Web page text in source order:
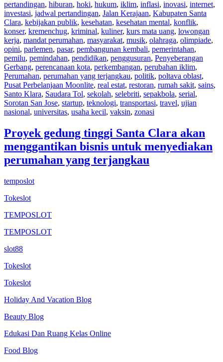
pertandingan, hiburan, hoki, hukum, iklim, inflasi, inovasi, internet,
investasi, jadwal pertandingan, Jalan Kerajaan, Kabupaten Santa
Clara, kebijakan publik, kesehatan, kesehatan mental, konflik,
konser, kremenchug, kriminal, kuliner, kurs mata uang, lowongan
kerja, mandat perumahan, masyarakat, musik, olahraga, olimpiade,
opini, parlemen, pasar, pembangunan kembali, pemerintahan,
pemilu, pemindahan, pendidikan, penggusuran, Penyeberangan
Gerbang, perencanaan kota, perkembangan, perubahan iklim,
Perumahan, perumahan yang terjangkau, politik, poltava oblast,
Pusat Perbelanjaan Moonlite, real estat, restoran, rumah sakit, sains,
Santo Klara, Saudara Tol, sekolah, selebriti, sepakbola, serial,
Sorotan San Jose, startup, teknologi, transportasi, travel, ujian
nasional, universitas, usaha kecil, vaksin, zonasi
Proyek gedung tinggi Santa Clara akan
menggantikan bisnis untuk menyediakan
perumahan yang terjangkau
temposlot
Tokeslot
TEMPOSLOT
TEMPOSLOT
slot88
Tokeslot
Tokeslot
Holiday And Vacation Blog
Beauty Blog
Edukasi Dan Ruang Kelas Online
Food Blog